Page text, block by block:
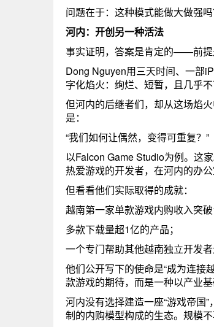
问题在于：这种模式能做大做强吗
河内：开创另一种活法
事实证明，答案是肯定的——前提
Dong Nguyen用三天时间、一部
字化焰火：绚烂、短暂，且几乎
但河内的后继者们，却从这场焰
是：
“我们如何让偶然，变得可重复？”
以Falcon Game Studio为例。这
热爱游戏的开发者，在河内的办公
但看看他们实际取得的成就：
越南第一家单款游戏内购收入突
多款下载量超1亿的产品；
一个专门帮助其他越南独立开发者
他们公开写下的使命是“成为连接
款游戏的期待，而是一种以产业
河内没有选择建造一座“游戏帝
制的内购模型构成的生态。规模不